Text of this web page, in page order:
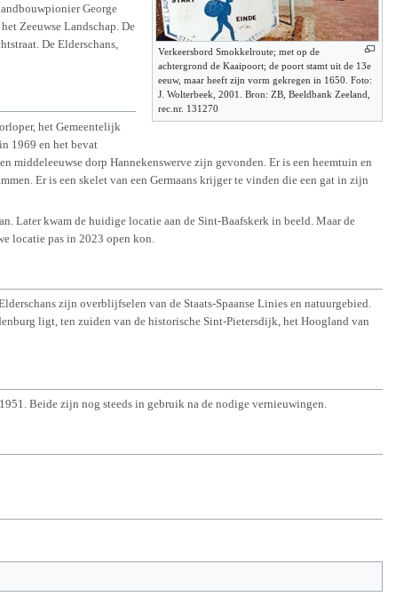
Verkeersbord Smokkelroute; met op de
achtergrond de Kaaipoort; de poort stamt uit de 13e
eeuw, maar heeft zijn vorm gekregen in 1650. Foto:
J. Wolterbeek, 2001. Bron: ZB, Beeldbank Zeeland,
rec.nr. 131270
George
Zeeuwse Landschap. De
De Elderschans,
het Gemeentelijk
1969 en het bevat
middeleeuwse dorp Hannekenswerve zijn gevonden. Er is een heemtuin en
Er is een skelet van een Germaans krijger te vinden die een gat in zijn
Later kwam de huidige locatie aan de Sint-Baafskerk in beeld. Maar de
locatie pas in 2023 open kon.
zijn overblijfselen van de Staats-Spaanse Linies en natuurgebied.
ligt, ten zuiden van de historische Sint-Pietersdijk, het Hoogland van
Beide zijn nog steeds in gebruik na de nodige vernieuwingen.